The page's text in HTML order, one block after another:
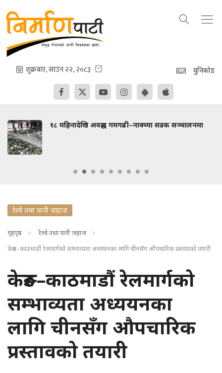
युनिकोड
१८ महिनादेखि अवरुद्ध गमगढी–नाक्च्या सडक सञ्चालनमा
रेल्वे तथा पानी जहाज
गृहपृष्ठ
रेल्वे तथा पानी जहाज
केरुङ–काठमाडौं रेलमार्गको सम्भाव्यता अध्ययनका लागि चीनसँग औपचारिक प्रस्तावको तयारी
केरुङ–काठमाडौं रेलमार्गको
सम्भाव्यता अध्ययनका
लागि चीनसँग औपचारिक
प्रस्तावको तयारी